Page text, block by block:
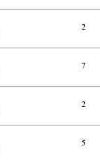
2
7
2
5